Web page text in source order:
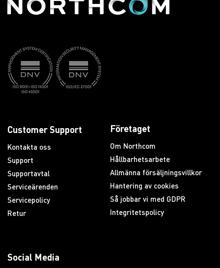
Customer Support
Kontakta oss
Support
Supportavtal
Serviceärenden
Servicepolicy
Retur
Företaget
Om Northcom
Hållbarhetsarbete
Allmänna försäljningsvillkor
Hantering av cookies
Så jobbar vi med GDPR
Integritetspolicy
Social Media